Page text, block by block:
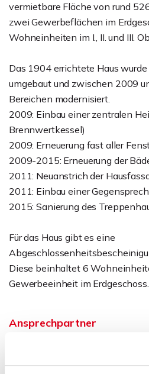
vermietbare Fläche von rund
zwei Gewerbeflächen im
Wohneinheiten im I., II. und III.
Das 1904 errichtete Haus
umgebaut und zwischen 2009
Bereichen modernisiert.
2009: Einbau einer zentralen
Brennwertkessel)
2009: Erneuerung fast aller
2009-2015: Erneuerung der
2011: Neuanstrich der
2011: Einbau einer
2015: Sanierung des
Für das Haus gibt es eine
Diese beinhaltet 6
Gewerbeeinheit im Erdgeschoss.
Ansprechpartner
Telefon: 0571 597 265 17